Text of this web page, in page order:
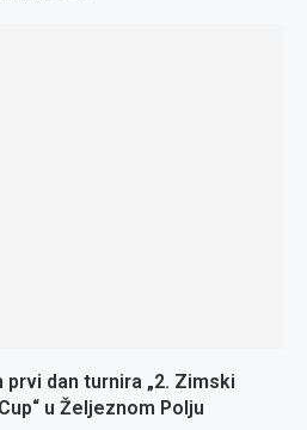
dan turnira „2. Zimski
u Željeznom Polju